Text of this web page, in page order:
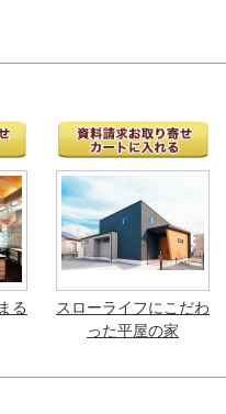
る
スローライフにこだわ
った平屋の家